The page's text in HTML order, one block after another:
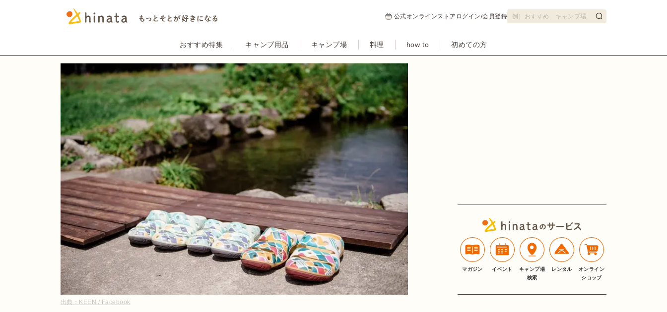
公式オンラインストア ログイン/会員登録
おすすめ特集 キャンプ用品 キャンプ場 料理 how to 初めての方
出典： KEEN / Facebook
マガジン イベント
キャンプ場
検索
レンタル
オンライン
ショップ